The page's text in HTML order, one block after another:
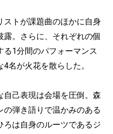
ストが課題曲のほかに自身
。さらに、それぞれの個
1分間のパフォーマンス
名が火花を散らした。
自己表現は会場を圧倒。森
弾き語りで温かみのある
ろは自身のルーツであるジ